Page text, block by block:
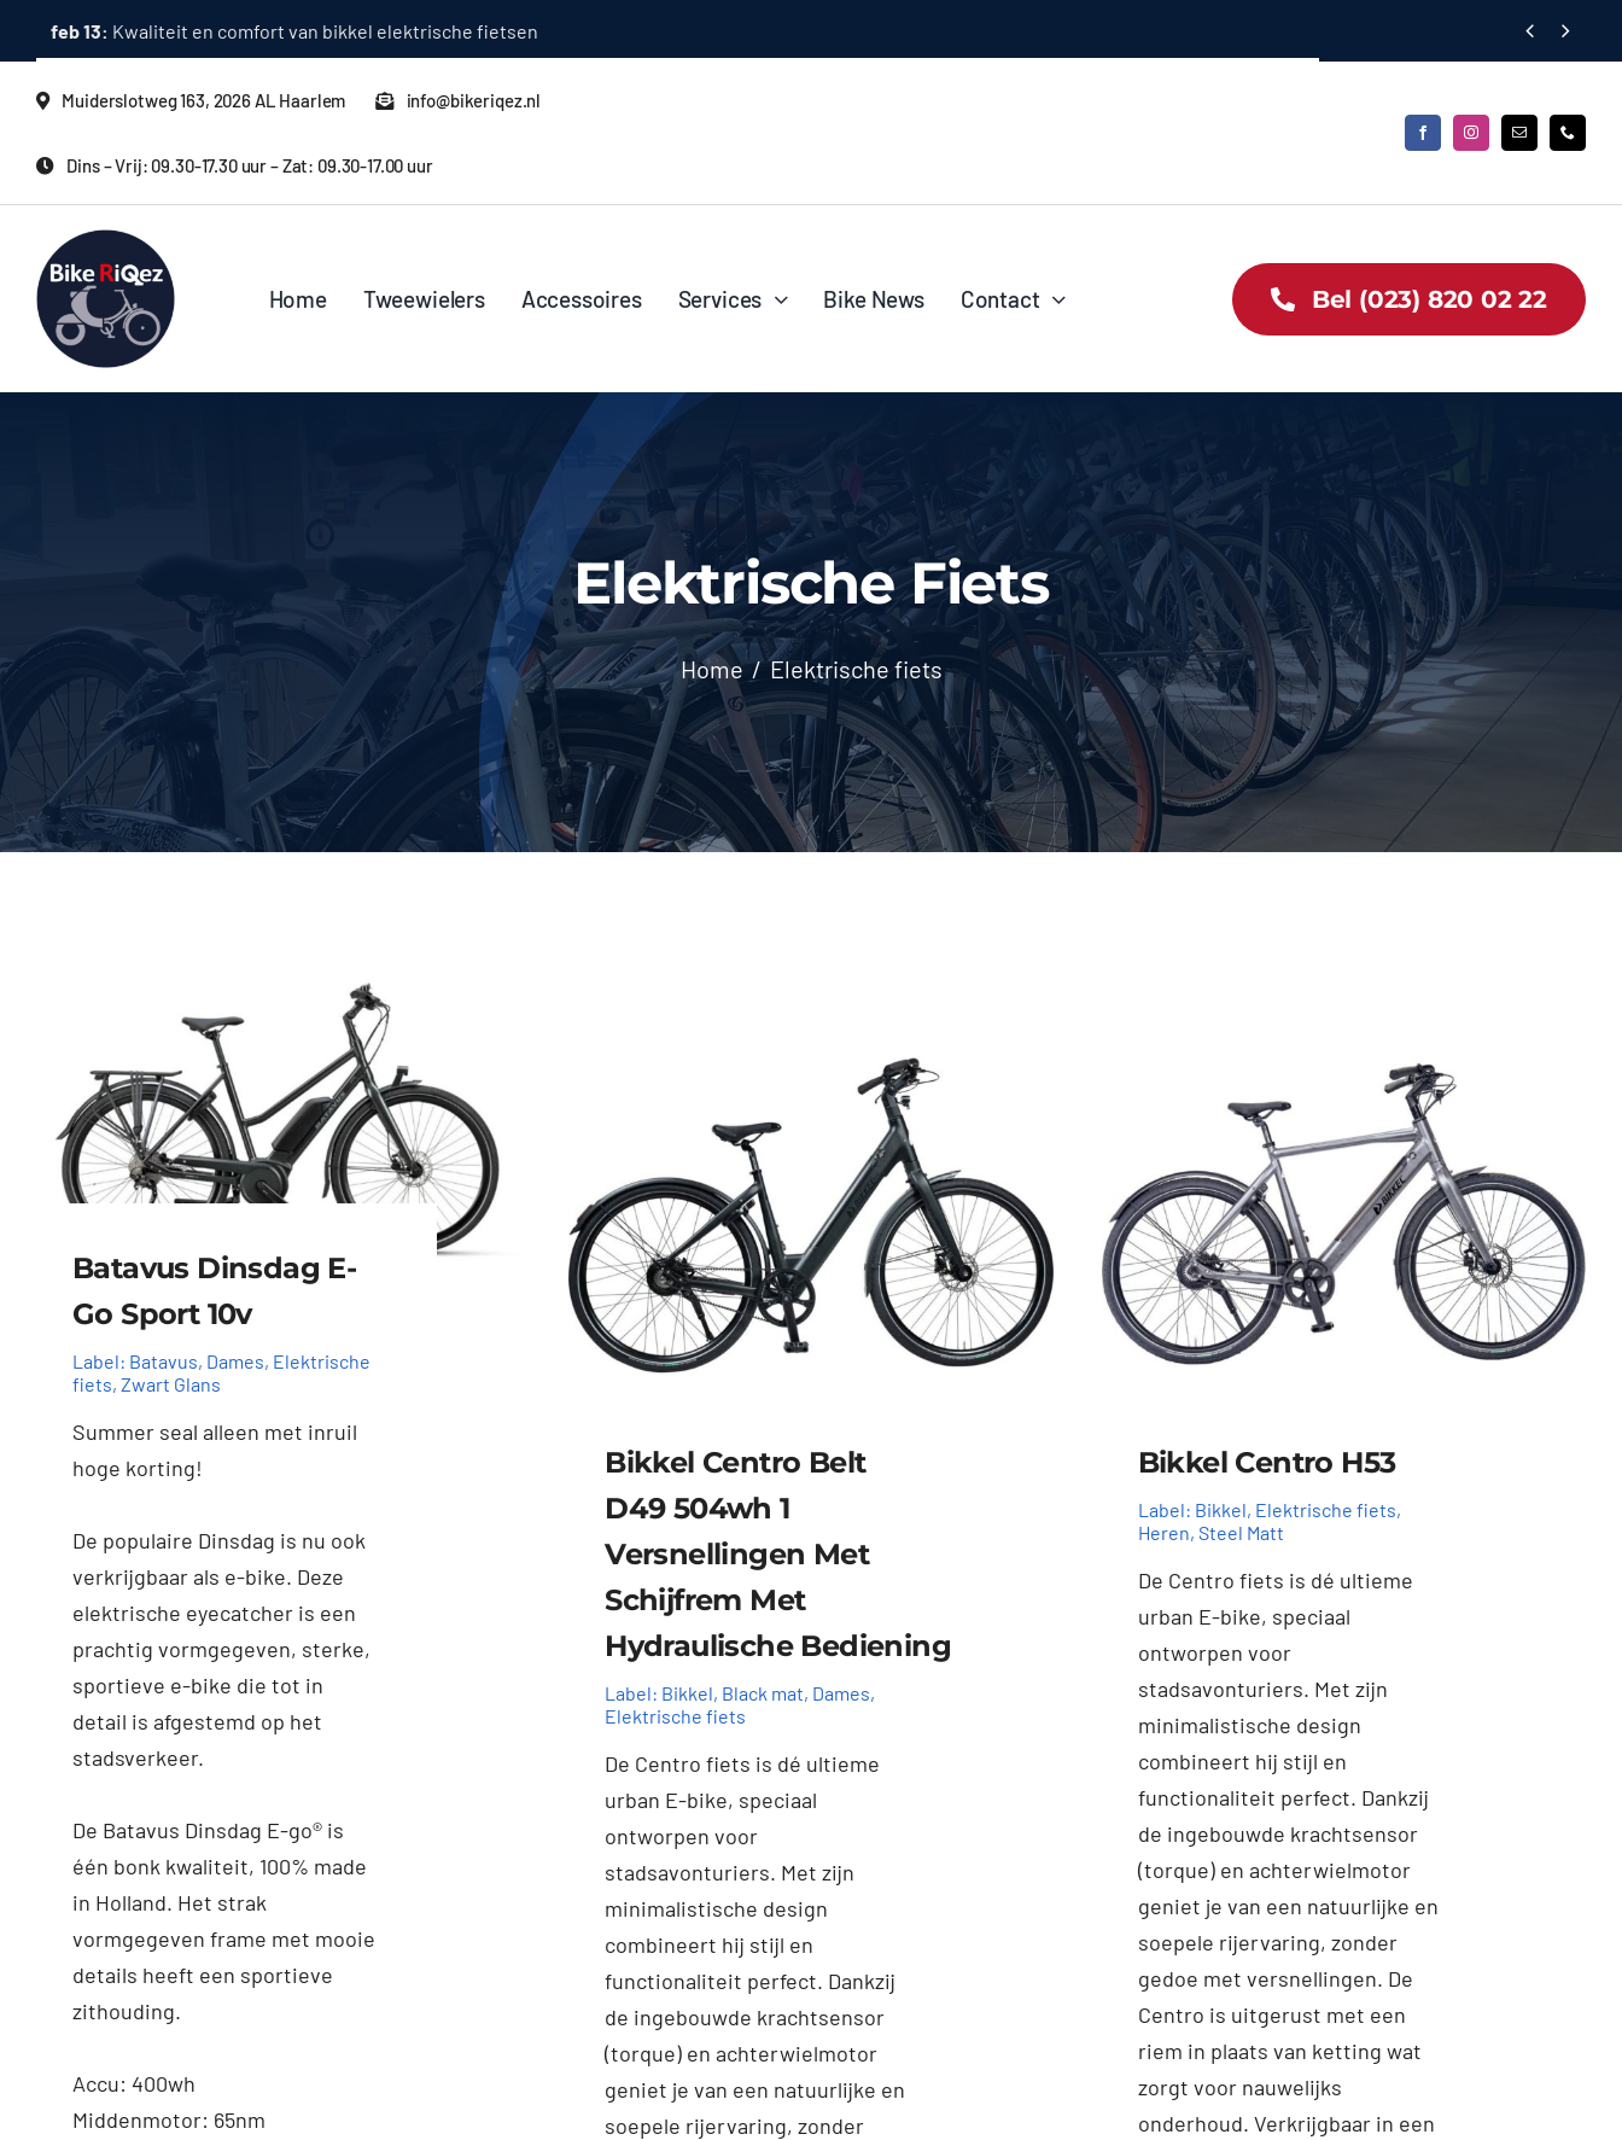
naar
inhoud
feb 13: Superior fietsen: kwaliteit, prestaties en rijplezier in elke rit  
Muiderslotweg 163, 2026 AL Haarlem info@bikeriqez.nl
Dins – Vrij: 09.30-17.30 uur – Zat: 09.30-17.00 uur
Home Tweewielers Accessoires Services Bike News Contact Bel (023) 820 02 22
Elektrische Fiets
Home Elektrische fiets
winkelwagen
Batavus Dinsdag E-
Go Sport 10v
Label: Batavus, Dames, Elektrische
fiets, Zwart Glans
Summer seal alleen met inruil
hoge korting!
De populaire Dinsdag is nu ook
verkrijgbaar als e-bike. Deze
elektrische eyecatcher is een
prachtig vormgegeven, sterke,
sportieve e-bike die tot in
detail is afgestemd op het
stadsverkeer.
De Batavus Dinsdag E-go® is
één bonk kwaliteit, 100% made
in Holland. Het strak
vormgegeven frame met mooie
details heeft een sportieve
zithouding.
Accu: 400wh
Middenmotor: 65nm
Toevoegen aan
winkelwagen
Bikkel Centro Belt
D49 504wh 1
Versnellingen Met
Schijfrem Met
Hydraulische Bediening
Label: Bikkel, Black mat, Dames,
Elektrische fiets
De Centro fiets is dé ultieme
urban E-bike, speciaal
ontworpen voor
stadsavonturiers. Met zijn
minimalistische design
combineert hij stijl en
functionaliteit perfect. Dankzij
de ingebouwde krachtsensor
(torque) en achterwielmotor
geniet je van een natuurlijke en
soepele rijervaring, zonder
Toevoegen aan
winkelwagen
Bikkel Centro H53
Label: Bikkel, Elektrische fiets,
Heren, Steel Matt
De Centro fiets is dé ultieme
urban E-bike, speciaal
ontworpen voor
stadsavonturiers. Met zijn
minimalistische design
combineert hij stijl en
functionaliteit perfect. Dankzij
de ingebouwde krachtsensor
(torque) en achterwielmotor
geniet je van een natuurlijke en
soepele rijervaring, zonder
gedoe met versnellingen. De
Centro is uitgerust met een
riem in plaats van ketting wat
zorgt voor nauwelijks
onderhoud. Verkrijgbaar in een